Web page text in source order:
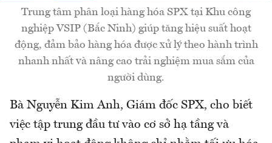
Trung tâm phân loại hàng hóa SPX tại Khu công
nghiệp VSIP (Bắc Ninh) giúp tăng hiệu suất hoạt
động, đảm bảo hàng hóa được xử lý theo hành trình
nhanh nhất và nâng cao trải nghiệm mua sắm của
người dùng.
Bà Nguyễn Kim Anh, Giám đốc SPX, cho biết
việc tập trung đầu tư vào cơ sở hạ tầng và